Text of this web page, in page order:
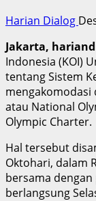
Harian Dialog
Jakarta,
Indonesia (KOI)
tentang Sistem
mengakomodasi
atau National
Olympic Charter.
Hal tersebut
Oktohari, dalam
bersama dengan
berlangsung